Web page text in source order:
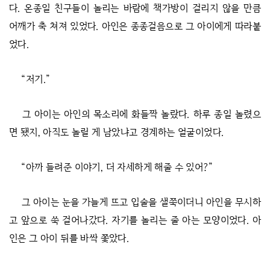
다. 온종일 친구들이 놀리는 바람에 책가방이 걸리지 않을 만큼
어깨가 축 쳐져 있었다. 아인은 종종걸음으로 그 아이에게 따라붙
었다.
“저기.”
그 아이는 아인의 목소리에 화들짝 놀랐다. 하루 종일 놀렸으
면 됐지, 아직도 놀릴 게 남았냐고 경계하는 얼굴이었다.
“아까 들려준 이야기, 더 자세하게 해줄 수 있어?”
그 아이는 눈을 가늘게 뜨고 입술을 샐쭉이더니 아인을 무시하
고 앞으로 쑥 걸어나갔다. 자기를 놀리는 줄 아는 모양이었다. 아
인은 그 아이 뒤를 바싹 쫓았다.